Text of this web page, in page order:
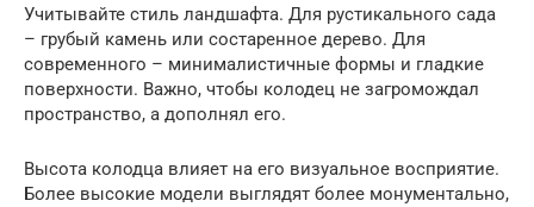
Учитывайте стиль ландшафта. Для рустикального сада
– грубый камень или состаренное дерево. Для
современного – минималистичные формы и гладкие
поверхности. Важно, чтобы колодец не загромождал
пространство, а дополнял его.
Высота колодца влияет на его визуальное восприятие.
Более высокие модели выглядят более монументально,